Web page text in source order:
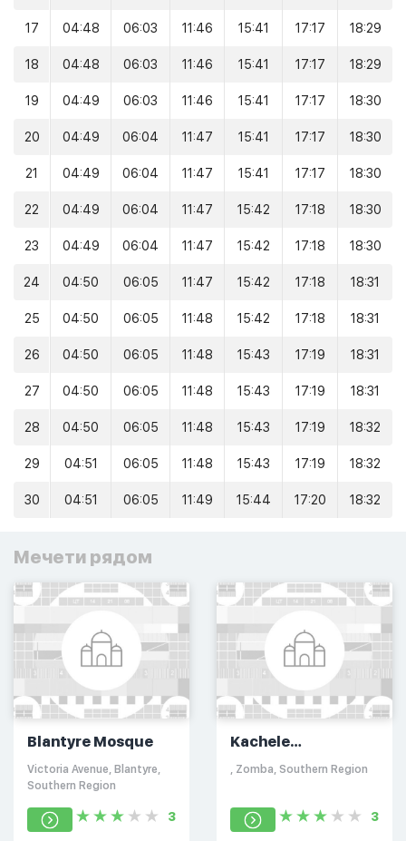
17 04:48 06:03 11:46 15:41 17:17 18:29
18 04:48 06:03 11:46 15:41 17:17 18:29
19 04:49 06:03 11:46 15:41 17:17 18:30
20 04:49 06:04 11:47 15:41 17:17 18:30
21 04:49 06:04 11:47 15:41 17:17 18:30
22 04:49 06:04 11:47 15:42 17:18 18:30
23 04:49 06:04 11:47 15:42 17:18 18:30
24 04:50 06:05 11:47 15:42 17:18 18:31
25 04:50 06:05 11:48 15:42 17:18 18:31
26 04:50 06:05 11:48 15:43 17:19 18:31
27 04:50 06:05 11:48 15:43 17:19 18:31
28 04:50 06:05 11:48 15:43 17:19 18:32
29 04:51 06:05 11:48 15:43 17:19 18:32
30 04:51 06:05 11:49 15:44 17:20 18:32
Мечети рядом
Blantyre Mosque
Victoria Avenue, Blantyre,
Southern Region
3
Kachele
Mpondabwino
, Zomba, Southern Region
3